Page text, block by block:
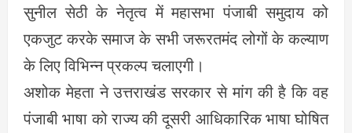
सुनील सेठी के नेतृत्व में महासभा पंजाबी समुदाय को
एकजुट करके समाज के सभी जरूरतमंद लोगों के कल्याण
के लिए विभिन्न प्रकल्प चलाएगी।
अशोक मेहता ने उत्तराखंड सरकार से मांग की है कि वह
पंजाबी भाषा को राज्य की दूसरी आधिकारिक भाषा घोषित